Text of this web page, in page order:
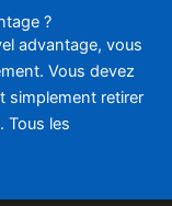
?
advantage, vous
Vous devez
simplement retirer
Tous les